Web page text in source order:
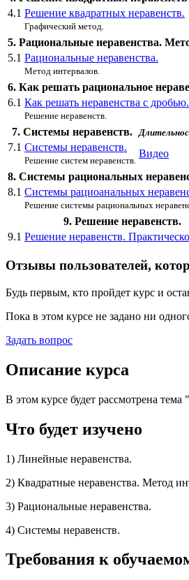
4.1 Решение квадратных неравенств.
Графический метод.
5. Рациональные неравенства.
5.1 Рациональные неравенства.
Метод интервалов.
6. Как решать рациональное
6.1 Как решать неравенства с дробью.
Решение неравенств.
7. Системы неравенств.
7.1 Системы неравенств.
Решение систем неравенств.
Видео
8. Системы рациональных
8.1 Системы рациоанальных
Решение системы рациональных
9. Решение неравенств.
9.1 Решение неравенств.
Отзывы пользователей,
Будь первым, кто пройдет курс и
Пока в этом курсе не задано ни
Задать вопрос
Описание курса
В этом курсе будет рассмотрена
Что будет изучено
1) Линейные неравенства.
2) Квадратные неравенства. Метод
3) Рациональные неравенства.
4) Системы неравенств.
Требования к